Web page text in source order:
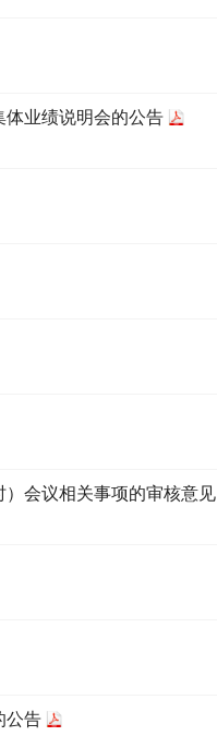
体业绩说明会的公告
会议相关事项的审核意见
公告